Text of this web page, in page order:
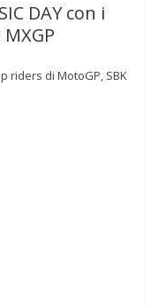
DAY con i
riders di MotoGP, SBK